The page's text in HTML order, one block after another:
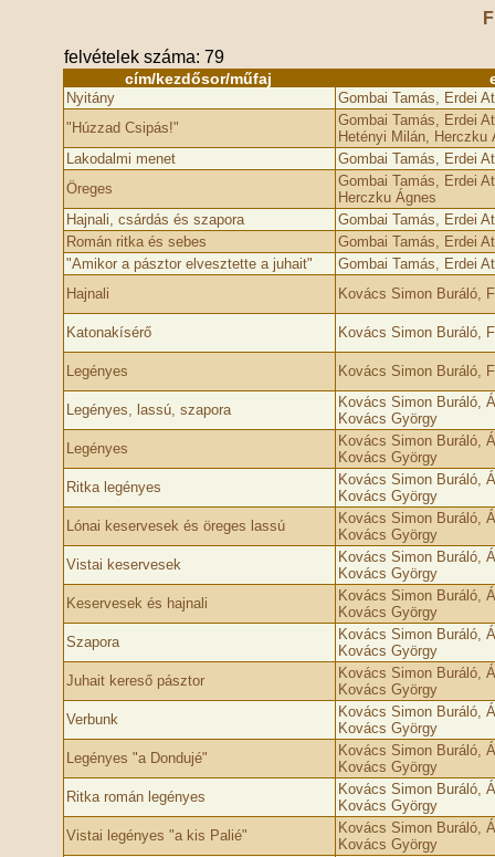
felvételek száma: 79
cím/kezdősor/műfaj
Nyitány
Gombai Tamás, Erdei
"Húzzad Csipás!"
Gombai Tamás, Erdei
Hetényi Milán, Herczku
Lakodalmi menet
Gombai Tamás, Erdei
Öreges
Gombai Tamás, Erdei
Herczku Ágnes
Hajnali, csárdás és szapora
Gombai Tamás, Erdei
Román ritka és sebes
Gombai Tamás, Erdei
"Amikor a pásztor elvesztette a juhait"
Gombai Tamás, Erdei
Hajnali
Kovács Simon Buráló,
Katonakísérő Kovács Simon Buráló,
Legényes Kovács Simon Buráló,
Legényes, lassú, szapora
Kovács Simon Buráló,
Kovács György
Legényes
Kovács Simon Buráló,
Kovács György
Ritka legényes
Kovács Simon Buráló,
Kovács György
Lónai keservesek és öreges lassú
Kovács Simon Buráló,
Kovács György
Vistai keservesek
Kovács Simon Buráló,
Kovács György
Keservesek és hajnali
Kovács Simon Buráló,
Kovács György
Szapora
Kovács Simon Buráló,
Kovács György
Juhait kereső pásztor
Kovács Simon Buráló,
Kovács György
Verbunk
Kovács Simon Buráló,
Kovács György
Legényes "a Dondujé"
Kovács Simon Buráló,
Kovács György
Ritka román legényes
Kovács Simon Buráló,
Kovács György
Vistai legényes "a kis Palié"
Kovács Simon Buráló,
Kovács György